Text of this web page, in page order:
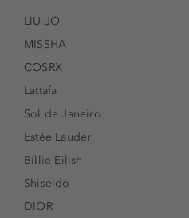
LIU JO
MISSHA
COSRX
Lattafa
Sol de Janeiro
Estée Lauder
Billie Eilish
Shiseido
DIOR